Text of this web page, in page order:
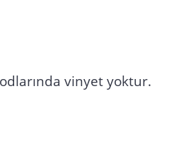
vinyet yoktur.